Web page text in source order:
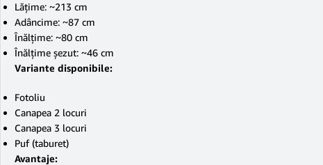
Lățime: ~213 cm
Adâncime: ~87 cm
Înălțime: ~80 cm
Înălțime șezut: ~46 cm
Variante disponibile:
Fotoliu
Canapea 2 locuri
Canapea 3 locuri
Puf (taburet)
Avantaje: